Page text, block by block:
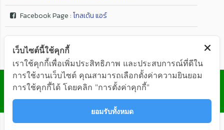
Facebook Page :โกลเด้น แอร์
© GOLDEN AIR Co.,Ltd. ALL RIGHTS RESERVED
เว็บไซต์นี้ใช้คุกกี้
เราใช้คุกกี้เพื่อเพิ่มประสิทธิภาพ และประสบการณ์ที่ดีใน
การใช้งานเว็บไซต์ คุณสามารถเลือกตั้งค่าความยินยอม
การใช้คุกกี้ได้ โดยคลิก "การตั้งค่าคุกกี้"
ยอมรับทั้งหมด